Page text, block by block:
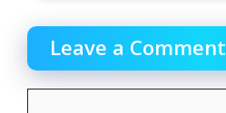
Leave a Comment